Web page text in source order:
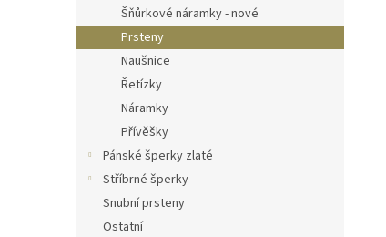
Šňůrkové náramky - nové
Prsteny
Naušnice
Řetízky
Náramky
Přívěšky
Pánské šperky zlaté
Stříbrné šperky
Snubní prsteny
Ostatní